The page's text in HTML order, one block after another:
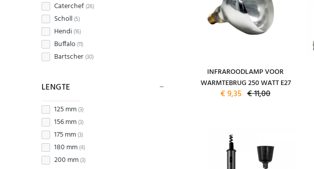
Caterchef (26)
Scholl (5)
Hendi (16)
Buffalo (11)
Bartscher (30)
LENGTE
125 mm (3)
156 mm (3)
175 mm (3)
180 mm (4)
200 mm (3)
INFRAROODLAMP VOOR
WARMTEBRUG 250 WATT E27
€ 9,35 € 11,00